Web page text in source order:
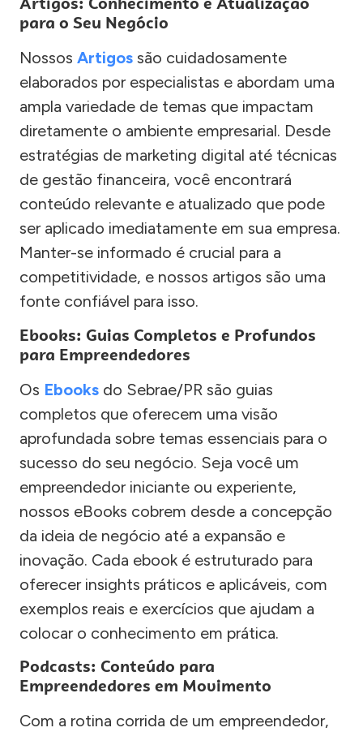
para o Seu Negócio
Nossos Artigos são cuidadosamente
elaborados por especialistas e abordam uma
ampla variedade de temas que impactam
diretamente o ambiente empresarial. Desde
estratégias de marketing digital até técnicas
de gestão financeira, você encontrará
conteúdo relevante e atualizado que pode
ser aplicado imediatamente em sua empresa.
Manter-se informado é crucial para a
competitividade, e nossos artigos são uma
fonte confiável para isso.
Ebooks: Guias Completos e Profundos
para Empreendedores
Os Ebooks do Sebrae/PR são guias
completos que oferecem uma visão
aprofundada sobre temas essenciais para o
sucesso do seu negócio. Seja você um
empreendedor iniciante ou experiente,
nossos eBooks cobrem desde a concepção
da ideia de negócio até a expansão e
inovação. Cada ebook é estruturado para
oferecer insights práticos e aplicáveis, com
exemplos reais e exercícios que ajudam a
colocar o conhecimento em prática.
Podcasts: Conteúdo para
Empreendedores em Movimento
Com a rotina corrida de um empreendedor,